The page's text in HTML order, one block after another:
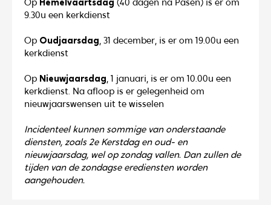
Op Hemelvaartsdag (40 dagen na Pasen) is er om
9.30u een kerkdienst
O‍p Oudjaarsdag, 31 december, is er om 19.00u een
kerkdienst
O‍p Nieuwjaarsdag, 1 januari, is er om 10.00u een
kerkdienst. Na afloop is er gelegenheid om
nieuwjaarswensen uit te wisselen
Incidenteel kunnen sommige van onderstaande
diensten, zoals 2e Kerstdag en oud- en
nieuwjaarsdag, wel op zondag vallen. Dan zullen de
tijden van de zondagse erediensten worden
aangehouden.